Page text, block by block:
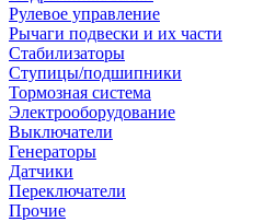
Рулевое управление
Рычаги подвески и их части
Стабилизаторы
Ступицы/подшипники
Тормозная система
Электрооборудование
Выключатели
Генераторы
Датчики
Переключатели
Прочие